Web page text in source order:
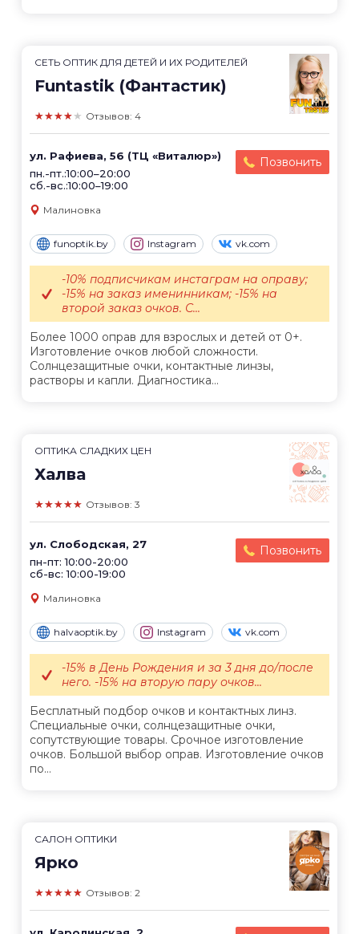
СЕТЬ ОПТИК ДЛЯ ДЕТЕЙ И ИХ РОДИТЕЛЕЙ
Funtastik (Фантастик)
★★★★★ Отзывов: 4
ул. Рафиева, 56 (ТЦ «Виталюр»)
пн.-пт.:10:00–20:00
сб.-вс.:10:00–19:00
Позвонить
Малиновка
funoptik.by Instagram vk.com
Более 1000 оправ для взрослых и детей от 0+.
Изготовление очков любой сложности.
Солнцезащитные очки, контактные линзы,
растворы и капли. Диагностика...
-10% подписчикам инстаграм на оправу;
-15% на заказ именинникам; -15% на
второй заказ очков. С...
ОПТИКА СЛАДКИХ ЦЕН
Халва
★★★★★ Отзывов: 3
ул. Слободская, 27
пн-пт: 10:00-20:00
сб-вс: 10:00-19:00
Позвонить
Малиновка
halvaoptik.by Instagram vk.com
Бесплатный подбор очков и контактных линз.
Специальные очки, солнцезащитные очки,
сопутствующие товары. Срочное изготовление
очков. Большой выбор оправ. Изготовление очков
по...
-15% в День Рождения и за 3 дня до/после
него. -15% на вторую пару очков...
САЛОН ОПТИКИ
Ярко
★★★★★ Отзывов: 2